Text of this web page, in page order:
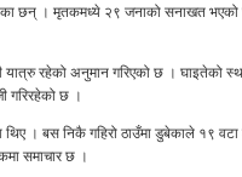
छन् । मृतकमध्ये २९ जनाको सनाखत
रहेको अनुमान गरिएको छ । घाइतेको
गरिरहेको छ ।
। बस निकै गहिरो ठाउँमा डुबेकाले १९
समाचार छ ।